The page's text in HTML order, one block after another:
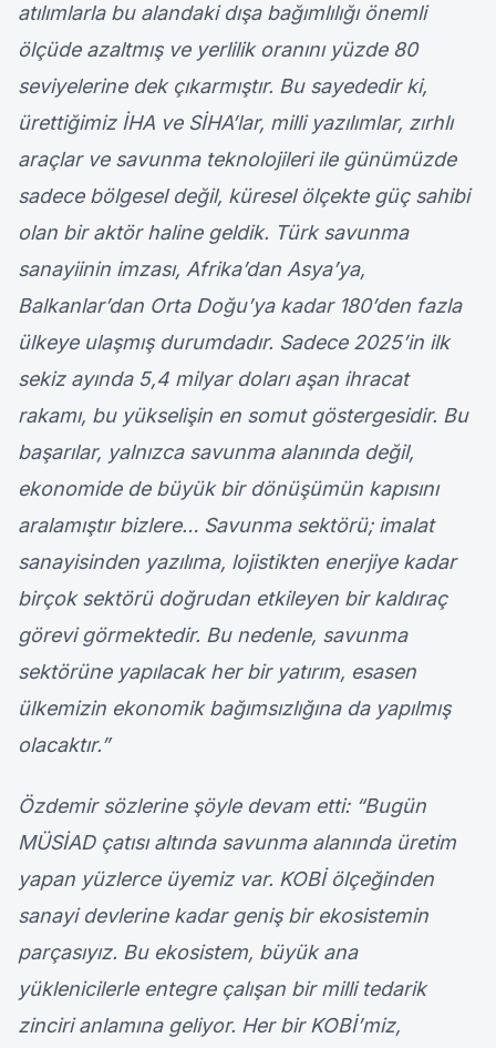
atılımlarla bu alandaki dışa bağımlılığı önemli
ölçüde azaltmış ve yerlilik oranını yüzde 80
seviyelerine dek çıkarmıştır. Bu sayededir ki,
ürettiğimiz İHA ve SİHA’lar, milli yazılımlar, zırhlı
araçlar ve savunma teknolojileri ile günümüzde
sadece bölgesel değil, küresel ölçekte güç sahibi
olan bir aktör haline geldik. Türk savunma
sanayiinin imzası, Afrika’dan Asya’ya,
Balkanlar’dan Orta Doğu’ya kadar 180’den fazla
ülkeye ulaşmış durumdadır. Sadece 2025’in ilk
sekiz ayında 5,4 milyar doları aşan ihracat
rakamı, bu yükselişin en somut göstergesidir. Bu
başarılar, yalnızca savunma alanında değil,
ekonomide de büyük bir dönüşümün kapısını
aralamıştır bizlere… Savunma sektörü; imalat
sanayisinden yazılıma, lojistikten enerjiye kadar
birçok sektörü doğrudan etkileyen bir kaldıraç
görevi görmektedir. Bu nedenle, savunma
sektörüne yapılacak her bir yatırım, esasen
ülkemizin ekonomik bağımsızlığına da yapılmış
olacaktır.”
Özdemir sözlerine şöyle devam etti: “Bugün
MÜSİAD çatısı altında savunma alanında üretim
yapan yüzlerce üyemiz var. KOBİ ölçeğinden
sanayi devlerine kadar geniş bir ekosistemin
parçasıyız. Bu ekosistem, büyük ana
yüklenicilerle entegre çalışan bir milli tedarik
zinciri anlamına geliyor. Her bir KOBİ’miz,